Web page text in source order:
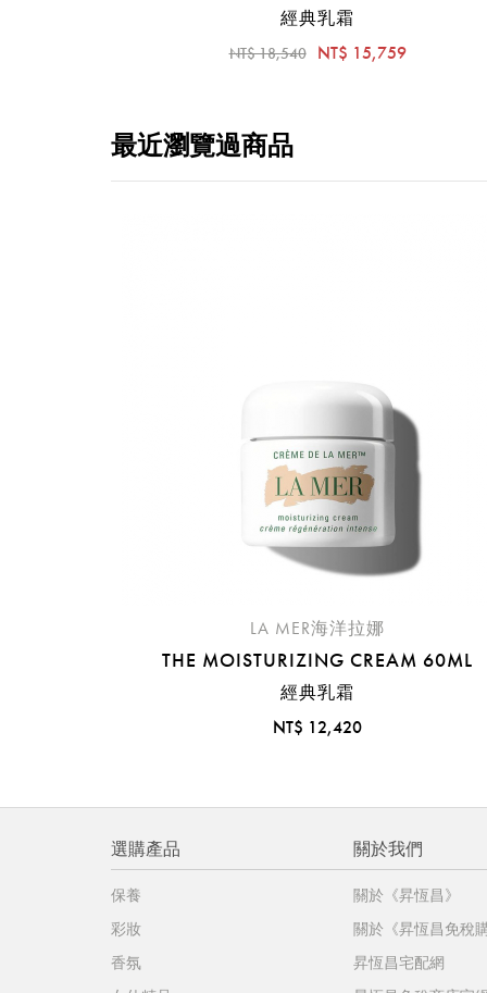
經典乳霜
NT$ 18,540 NT$ 15,759
最近瀏覽過商品
LA MER海洋拉娜
THE MOISTURIZING CREAM 60ML
經典乳霜
NT$ 12,420
選購產品
保養
彩妝
香氛
關於我們
關於《昇恆昌》
關於《昇恆昌免稅
昇恆昌宅配網